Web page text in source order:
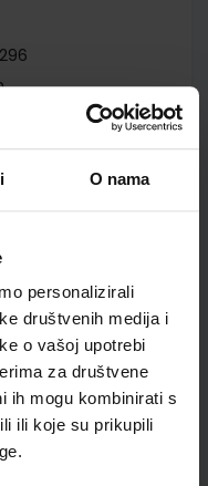
O nama
personalizirali
društvenih medija i
o vašoj upotrebi
za društvene
ih mogu kombinirati s
ili koje su prikupili
KNJIGA d.d.
Tatar
SŠ
ŠKOLE